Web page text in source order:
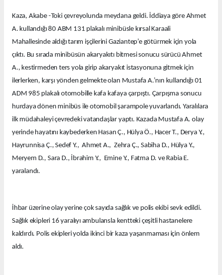
Kaza, Akabe -Toki çevreyolunda meydana geldi. İddiaya göre Ahmet
A. kullandığı 80 ABM 131 plakalı minibüsle kırsal Karaali
Mahallesinde aldığı tarım işçilerini Gaziantep’e götürmek için yola
çıktı. Bu sırada minibüsün akaryakıtı bitmesi sonucu sürücü Ahmet
A., kestirmeden ters yola girip akaryakıt istasyonuna gitmek için
ilerlerken, karşı yönden gelmekte olan Mustafa A.’nın kullandığı 01
ADM 985 plakalı otomobille kafa kafaya çarpıştı. Çarpışma sonucu
hurdaya dönen minibüs ile otomobil şarampole yuvarlandı. Yaralılara
ilk müdahaleyi çevredeki vatandaşlar yaptı. Kazada Mustafa A. olay
yerinde hayatını kaybederken Hasan Ç., Hülya Ö., Hacer T., Derya Y.,
Hayrunnisa Ç., Sedef Y., Ahmet A., Zehra Ç., Sabiha D., Hülya Y.,
Meryem D., Sara D., İbrahim Y., Emine Y., Fatma D. ve Rabia E.
yaralandı.
İhbar üzerine olay yerine çok sayıda sağlık ve polis ekibi sevk edildi.
Sağlık ekipleri 16 yaralıyı ambulansla kentteki çeşitli hastanelere
kaldırdı. Polis ekipleri yolda ikinci bir kaza yaşanmaması için önlem
aldı.